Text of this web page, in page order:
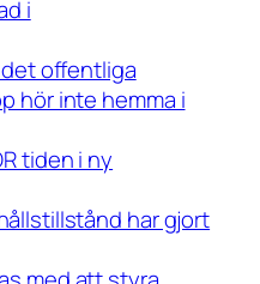
i
offentliga
hör inte hemma i
tiden i ny
har gjort